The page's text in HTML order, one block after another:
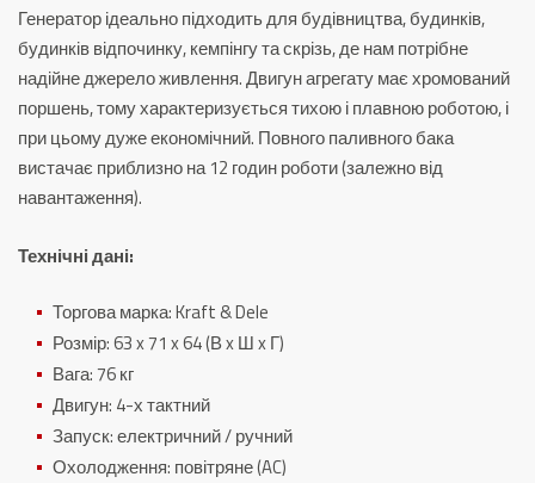
Генератор ідеально підходить для будівництва, будинків,
будинків відпочинку, кемпінгу та скрізь, де нам потрібне
надійне джерело живлення.Двигун агрегату має хромований
поршень, тому характеризується тихою і плавною роботою, і
при цьому дуже економічний. Повного паливного бака
вистачає приблизно на 12 годин роботи (залежно від
навантаження).
Технічні дані:
Торгова марка: Kraft & Dele
Розмір: 63 x 71 x 64 (В x Ш x Г)
Вага: 76 кг
Двигун: 4-х тактний
Запуск: електричний / ручний
Охолодження: повітряне (AC)